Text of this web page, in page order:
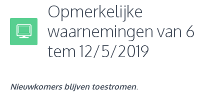
Opmerkelijke
waarnemingen van 6
tem 12/5/2019
Nieuwkomers blijven toestromen.